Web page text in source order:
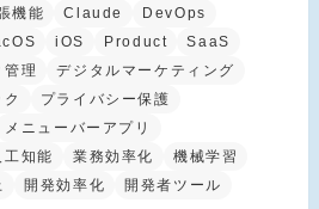
機能 Claude
DevOps
iOS Product
SaaS
管理
デジタルマーケティング
プライバシー保護
メニューバーアプリ
工知能 業務効率化
機械学習
開発効率化 開発者ツール